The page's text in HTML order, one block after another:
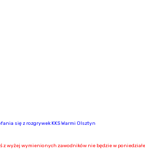
się z rozgrywek KKS Warmi Olsztyn
wyżej wymienionych zawodników nie będzie w